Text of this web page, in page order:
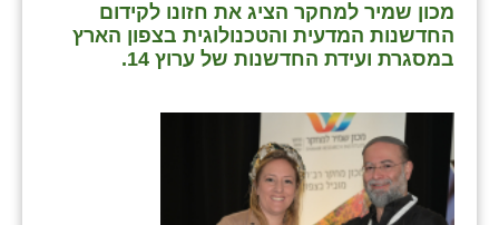
מכון שמיר למחקר הציג את חזונו לקידום
החדשנות המדעית והטכנולוגית בצפון הארץ
במסגרת ועידת החדשנות של ערוץ 14.